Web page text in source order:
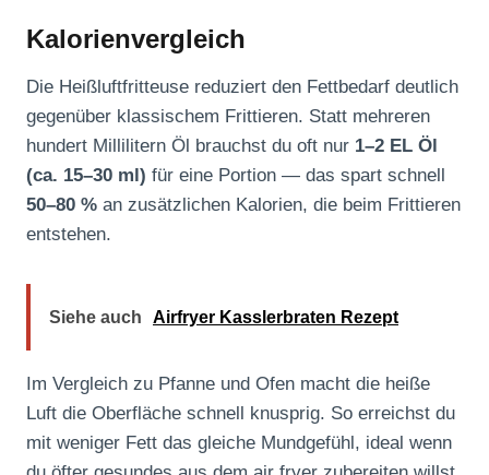
Kalorienvergleich
Die Heißluftfritteuse reduziert den Fettbedarf deutlich
gegenüber klassischem Frittieren. Statt mehreren
hundert Millilitern Öl brauchst du oft nur 1–2 EL Öl
(ca. 15–30 ml) für eine Portion — das spart schnell
50–80 % an zusätzlichen Kalorien, die beim Frittieren
entstehen.
Siehe auch Airfryer Kasslerbraten Rezept
Im Vergleich zu Pfanne und Ofen macht die heiße
Luft die Oberfläche schnell knusprig. So erreichst du
mit weniger Fett das gleiche Mundgefühl, ideal wenn